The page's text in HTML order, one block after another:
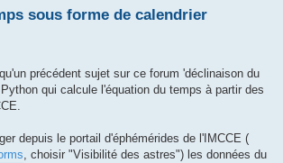
sous forme de calendrier
précédent sujet sur ce forum 'déclinaison du
qui calcule l'équation du temps à partir des
depuis le portail d'éphémérides de l'IMCCE (
, choisir "Visibilité des astres") les données du